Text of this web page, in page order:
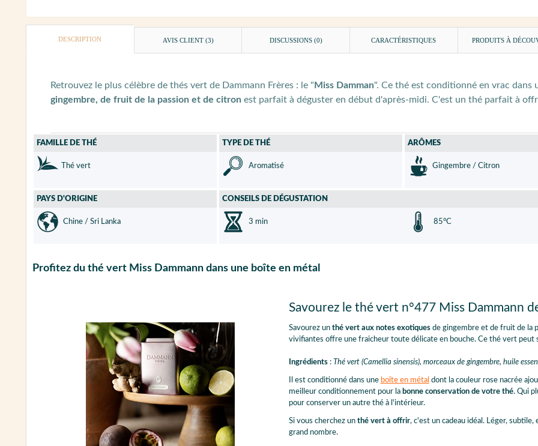
DESCRIPTION AVIS CLIENT (3) DISCUSSIONS (0) CARACTÉRISTIQUES PRODUITS À
Retrouvez le plus célèbre de thés vert de Dammann Frères : le "Miss Damman". Ce thé est conditionné en vrac dans
gingembre, de fruit de la passion et de citron est parfait à déguster en début d'après-midi. C'est un thé parfait à
FAMILLE DE THÉ
Thé vert
TYPE DE THÉ
Aromatisé
ARÔMES
Gingembre / Citron
PAYS D'ORIGINE
Chine / Sri Lanka
CONSEILS DE DÉGUSTATION
3 min 85°C
Profitez du thé vert Miss Dammann dans une boîte en métal
Savourez le thé vert n°477 Miss Dammann
Savourez un thé vert aux notes exotiquesde gingembre et de fruit de la
vivifiantes offre une fraicheur toute délicate en bouche. Ce thé vert
Ingrédients : Thé vert (Camellia sinensis), morceaux de gingembre, huile
Il est conditionné dans une boîte en métal dont la couleur rose nacrée
meilleur conditionnement pour la bonne conservation de votre thé. Qui
pour conserver un autre thé à l'intérieur.
Si vous cherchez un thé vert à offrir, c'est un cadeau idéal. Léger,
grand nombre.